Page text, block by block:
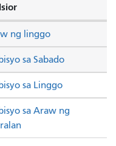
sa Sabado
sa Linggo
ng linggo
sa Araw ng